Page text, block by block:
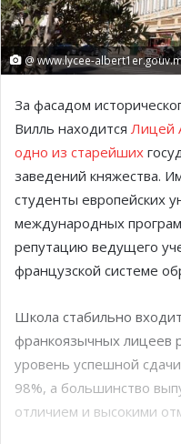
@ www.lycee-
За фасадом
Вилль находится Лицей
одно из старейших
заведений княжества.
студенты европейских
международных
репутацию ведущего
французской системе
Школа стабильно
франкоязычных лицеев
уровень успешной
98%, а большинство
отличием и высокими